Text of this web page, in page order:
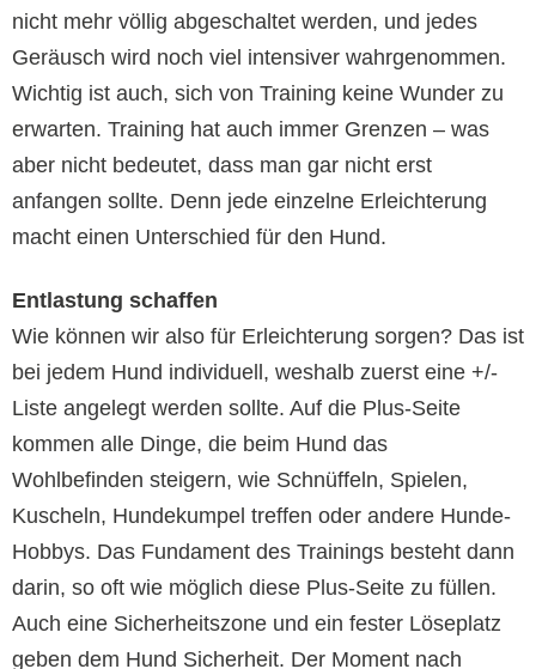
nicht mehr völlig abgeschaltet werden, und jedes
Geräusch wird noch viel intensiver wahrgenommen.
Wichtig ist auch, sich von Training keine Wunder zu
erwarten. Training hat auch immer Grenzen – was
aber nicht bedeutet, dass man gar nicht erst
anfangen sollte. Denn jede einzelne Erleichterung
macht einen Unterschied für den Hund.
Entlastung schaffen
Wie können wir also für Erleichterung sorgen? Das ist
bei jedem Hund individuell, weshalb zuerst eine +/-
Liste angelegt werden sollte. Auf die Plus-Seite
kommen alle Dinge, die beim Hund das
Wohlbefinden steigern, wie Schnüffeln, Spielen,
Kuscheln, Hundekumpel treffen oder andere Hunde-
Hobbys. Das Fundament des Trainings besteht dann
darin, so oft wie möglich diese Plus-Seite zu füllen.
Auch eine Sicherheitszone und ein fester Löseplatz
geben dem Hund Sicherheit. Der Moment nach